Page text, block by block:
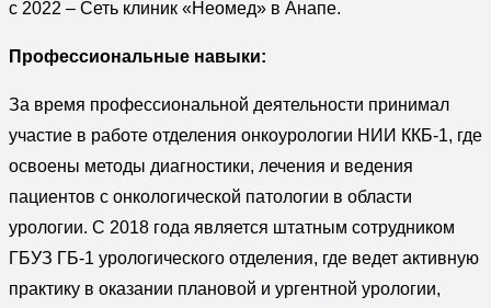
с 2022 – Сеть клиник «Неомед» в Анапе.
Профессиональные навыки:
За время профессиональной деятельности принимал
участие в работе отделения онкоурологии НИИ ККБ-1, где
освоены методы диагностики, лечения и ведения
пациентов с онкологической патологии в области
урологии. С 2018 года является штатным сотрудником
ГБУЗ ГБ-1 урологического отделения, где ведет активную
практику в оказании плановой и ургентной урологии,